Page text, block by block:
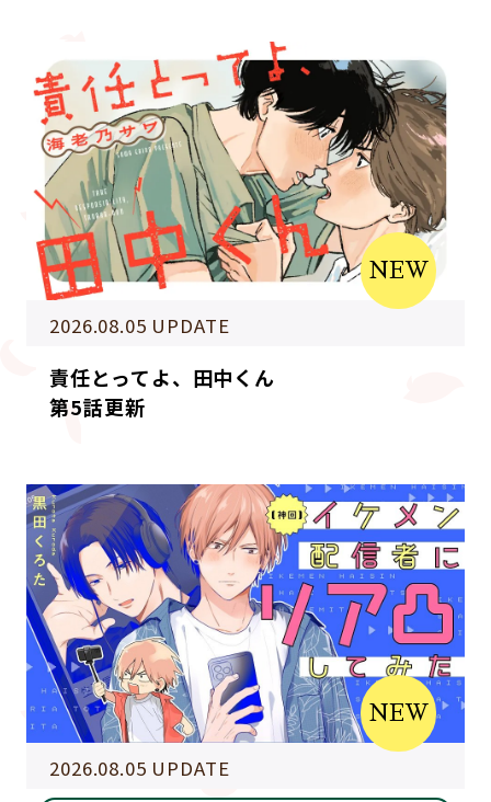
2026.08.05 UPDATE
NEW
責任とってよ、田中くん
第5話更新
2026.08.05 UPDATE
NEW